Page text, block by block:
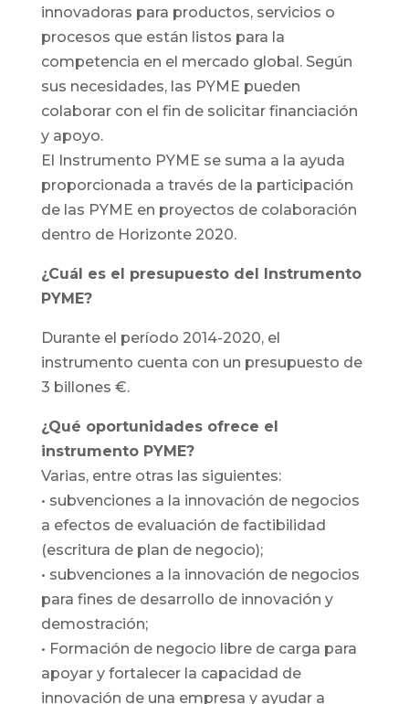
innovadoras para productos, servicios o
procesos que están listos para la
competencia en el mercado global. Según
sus necesidades, las PYME pueden
colaborar con el fin de solicitar financiación
y apoyo.
El Instrumento PYME se suma a la ayuda
proporcionada a través de la participación
de las PYME en proyectos de colaboración
dentro de Horizonte 2020.
¿Cuál es el presupuesto del Instrumento
PYME?
Durante el período 2014-2020, el
instrumento cuenta con un presupuesto de
3 billones €.
¿Qué oportunidades ofrece el
instrumento PYME?
Varias, entre otras las siguientes:
• subvenciones a la innovación de negocios
a efectos de evaluación de factibilidad
(escritura de plan de negocio);
• subvenciones a la innovación de negocios
para fines de desarrollo de innovación y
demostración;
• Formación de negocio libre de carga para
apoyar y fortalecer la capacidad de
innovación de una empresa y ayudar a